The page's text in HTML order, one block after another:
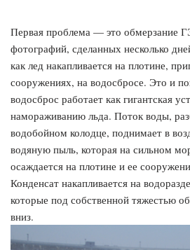
Первая проблема — это обмерзание
фотографий, сделанных несколько
как лед накапливается на плотине,
сооружениях, на водосбросе. Это и
водосброс работает как гигантская
намораживанию льда. Поток воды,
водобойном колодце, поднимает в
водяную пыль, которая на сильном
осаждается на плотине и ее
Конденсат накапливается на
которые под собственной тяжестью
вниз.